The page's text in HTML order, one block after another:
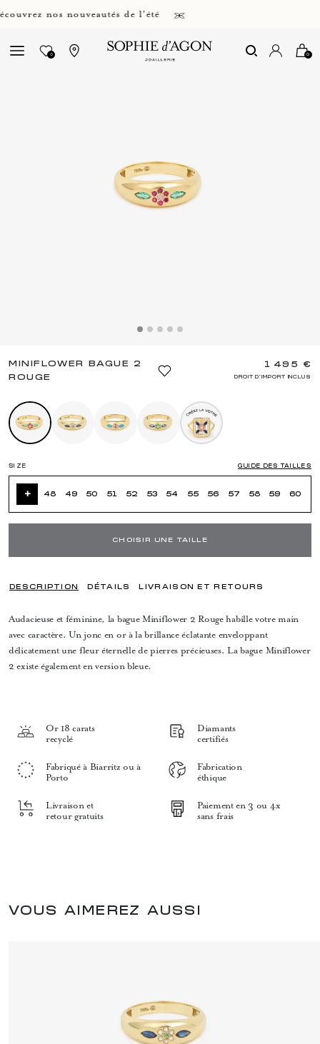
nos nouveautés de l'été
0 0
MINIFLOWER BAGUE 2
ROUGE
1 495 €
DROIT D'IMPORT INCLUS
SIZE GUIDE DES TAILLES
+ 48 49 50 51 52 53 54 55 56 57 58 59 60
CHOISIR UNE TAILLE
DESCRIPTION DÉTAILS LIVRAISON ET RETOURS
Audacieuse et féminine, la bague Miniflower 2 Rouge habille votre main
avec caractère. Un jonc en or à la brillance éclatante enveloppant
délicatement une fleur éternelle de pierres précieuses. La bague Miniflower
2 existe également en version bleue.
Or 18 carats
recyclé
Diamants
certifiés
Fabriqué à Biarritz ou à
Porto
Fabrication
éthique
Livraison et
retour gratuits
Paiement en 3 ou 4x
sans frais
VOUS AIMEREZ AUSSI